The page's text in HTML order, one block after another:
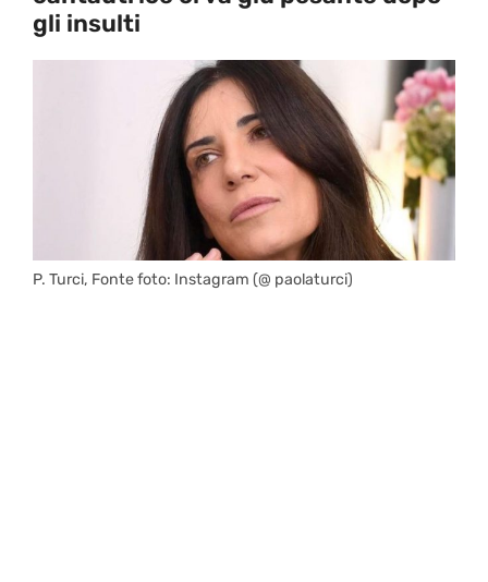
gli insulti
P. Turci, Fonte foto: Instagram (@ paolaturci)